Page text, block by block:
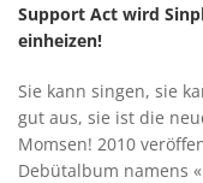
Support Act wird
einheizen!
Sie kann singen, sie
gut aus, sie ist die
Momsen! 2010
Debütalbum namens